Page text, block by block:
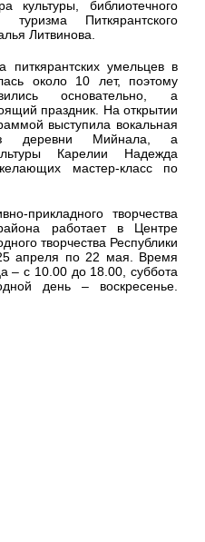
культуры, библиотечного
Питкярантского
Литвинова.
питкярантских умельцев в
около 10 лет, поэтому
основательно, а
праздник. На открытии
выступила вокальная
деревни Мийнала, а
Карелии Надежда
мастер-класс по
прикладного творчества
работает в Центре
творчества Республики
апреля по 22 мая. Время
– с 10.00 до 18.00, суббота
день – воскресенье.